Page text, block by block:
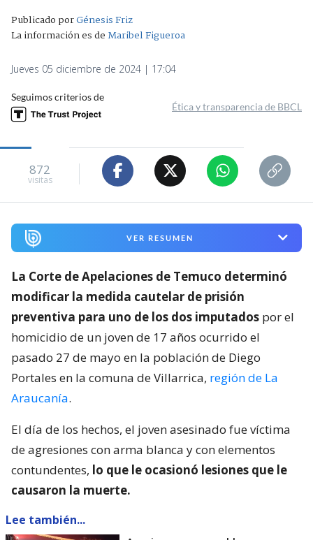
Publicado porGénesis Friz
La información es deMaribel Figueroa
Jueves 05 diciembre de 2024 | 17:04
Seguimos criterios de
Ética y transparencia de BBCL
872
visitas
VER RESUMEN
La Corte de Apelaciones de Temuco determinó
modificar la medida cautelar de prisión
preventiva para uno de los dos imputados por el
homicidio de un joven de 17 años ocurrido el
pasado 27 de mayo en la población de Diego
Portales en la comuna de Villarrica, región de La
Araucanía.
El día de los hechos, el joven asesinado fue víctima
de agresiones con arma blanca y con elementos
contundentes, lo que le ocasionó lesiones que le
causaron la muerte.
Lee también...